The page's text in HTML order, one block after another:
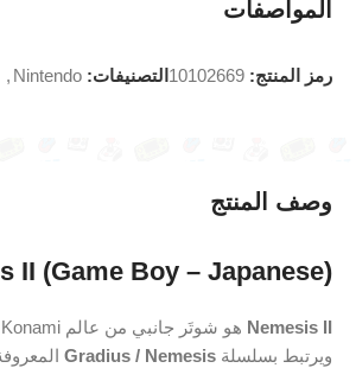
وصف المنتج
II (Game Boy – Japanese)
Nemesis II هو شوتَر جانبي من عالم Konami على
ويرتبط بسلسلة Gradius / Nemesis
المواصفات
رمز المنتج: 10102669 التصنيفات: Nintendo
,